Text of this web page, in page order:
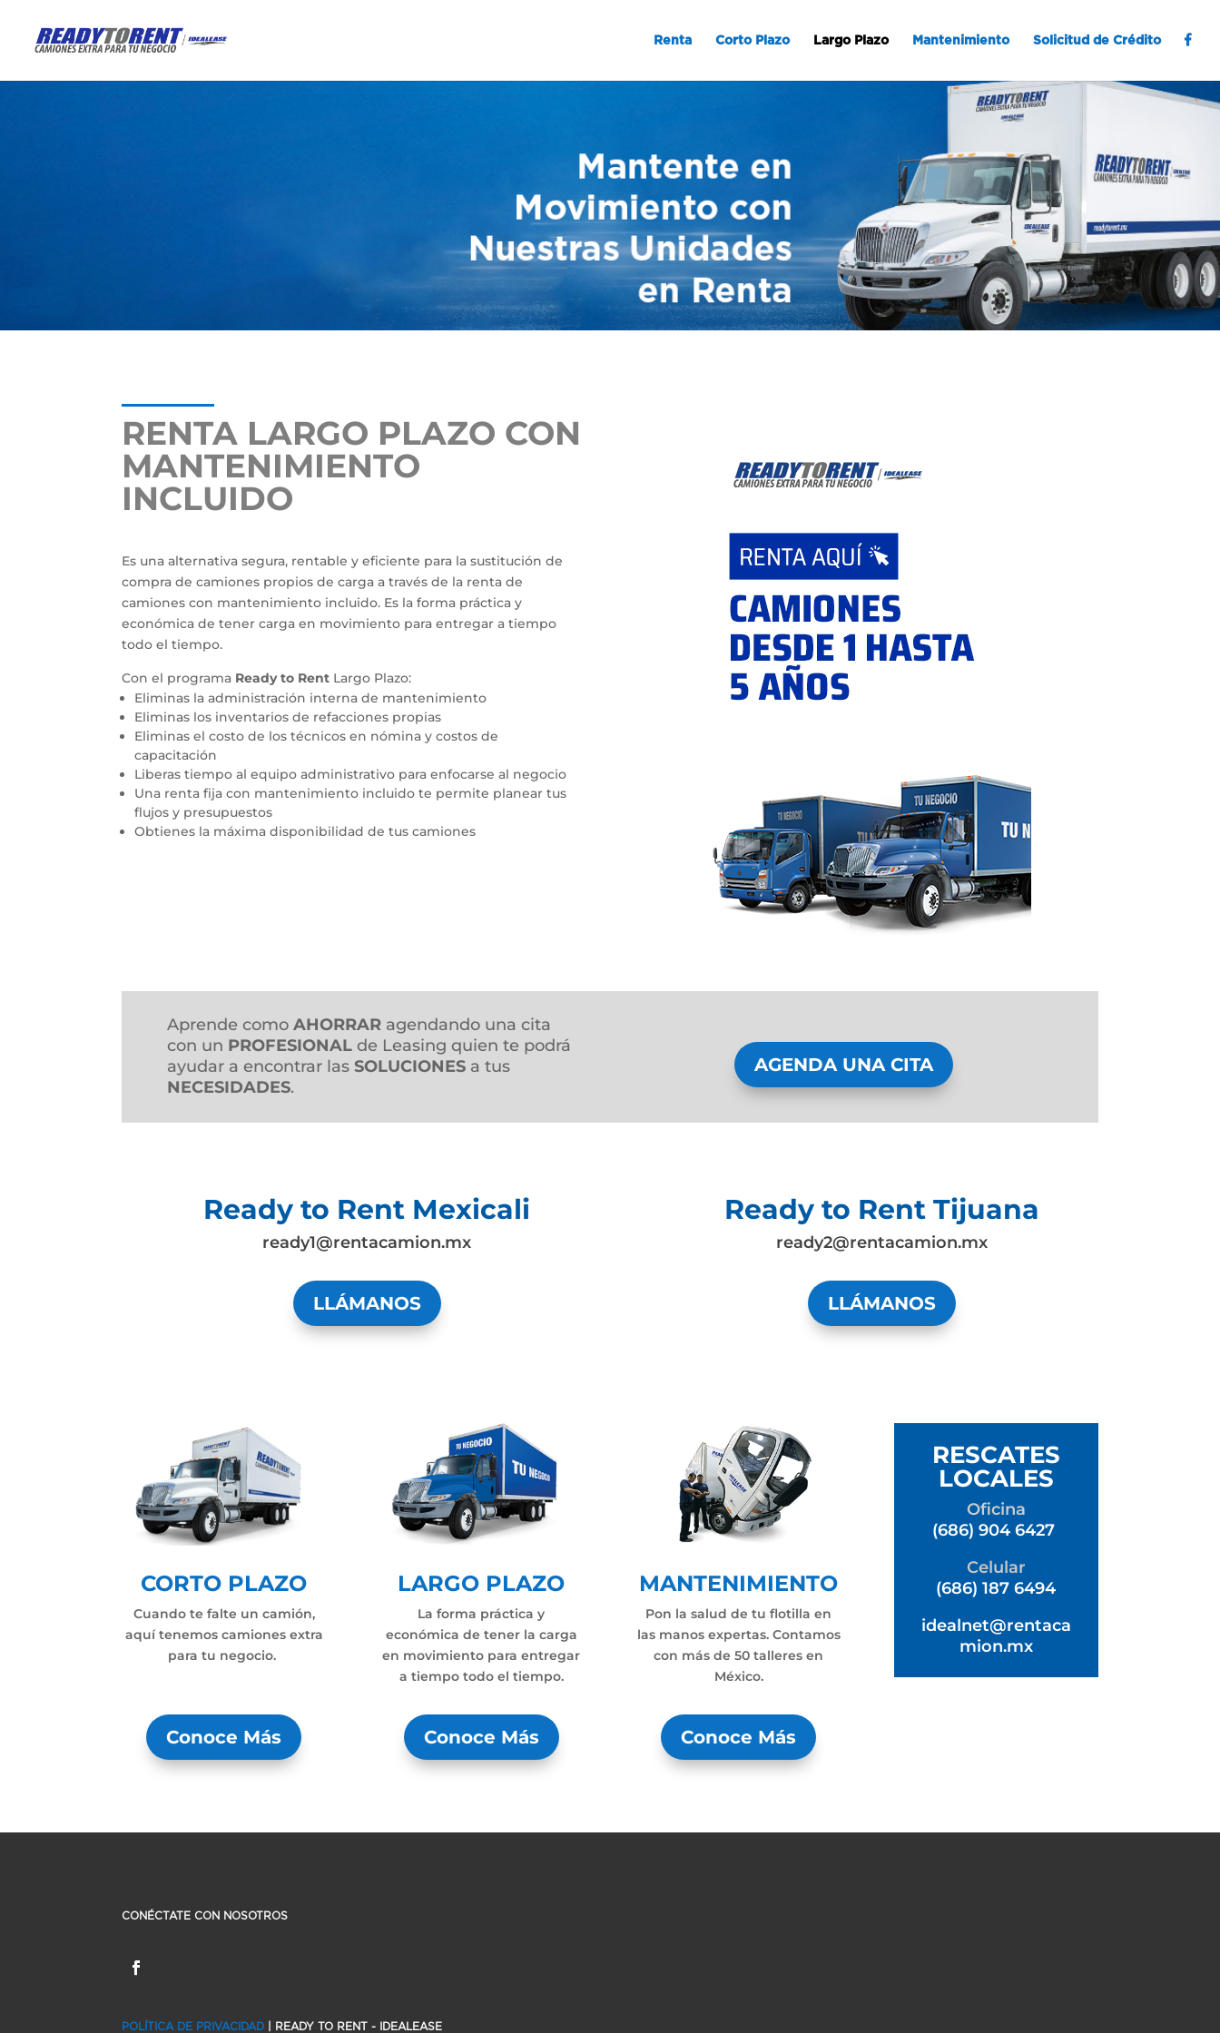
Renta Corto Plazo Largo Plazo Mantenimiento Solicitud de Crédito
RENTA LARGO PLAZO CON
MANTENIMIENTO
INCLUIDO
Es una alternativa segura, rentable y eficiente para la sustitución de
compra de camiones propios de carga a través de la renta de
camiones con mantenimiento incluido. Es la forma práctica y
económica de tener carga en movimiento para entregar a tiempo
todo el tiempo.
Con el programa Ready to Rent Largo Plazo:
Eliminas la administración interna de mantenimiento
Eliminas los inventarios de refacciones propias
Eliminas el costo de los técnicos en nómina y costos de
capacitación
Liberas tiempo al equipo administrativo para enfocarse al negocio
Una renta fija con mantenimiento incluido te permite planear tus
flujos y presupuestos
Obtienes la máxima disponibilidad de tus camiones
Aprende comoAHORRAR agendando una cita
con un PROFESIONAL de Leasing quien te podrá
ayudar a encontrar lasSOLUCIONES a tus
NECESIDADES.
AGENDA UNA CITA
Ready to Rent Mexicali
ready1@rentacamion.mx
LLÁMANOS
Ready to Rent Tijuana
ready2@rentacamion.mx
LLÁMANOS
CORTO PLAZO
Cuando te falte un camión,
aquí tenemos camiones extra
para tu negocio.
Conoce Más
LARGO PLAZO
La forma práctica y
económica de tener la carga
en movimiento para entregar
a tiempo todo el tiempo.
Conoce Más
MANTENIMIENTO
Pon la salud de tu flotilla en
las manos expertas. Contamos
con más de 50 talleres en
México.
Conoce Más
RESCATES
LOCALES
Oficina
(686) 904 6427
Celular
(686) 187 6494
idealnet@rentaca
mion.mx
CON ÉCTATE CON NOSOTROS
POL ÍTICA DE PRIVACIDAD | READY TO RENT - IDEALEASE